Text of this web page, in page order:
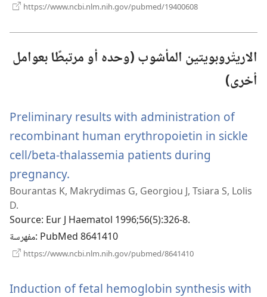
https://www.ncbi.nlm.nih.gov/pubmed/19400608
الاريتْروبويتين المأشوب (وحده أو مرتبطًا بعوامل
أخرى)
Preliminary results with administration of
recombinant human erythropoietin in sickle
cell/beta-thalassemia patients during
pregnancy.
نافذة
Bourantas K, Makrydimas G, Georgiou J, Tsiara S, Lolis
D.
Source‎: Eur J Haematol 1996;56(5):326-8.
مفهرسة‎: PubMed 8641410
https://www.ncbi.nlm.nih.gov/pubmed/8641410
Induction of fetal hemoglobin synthesis with